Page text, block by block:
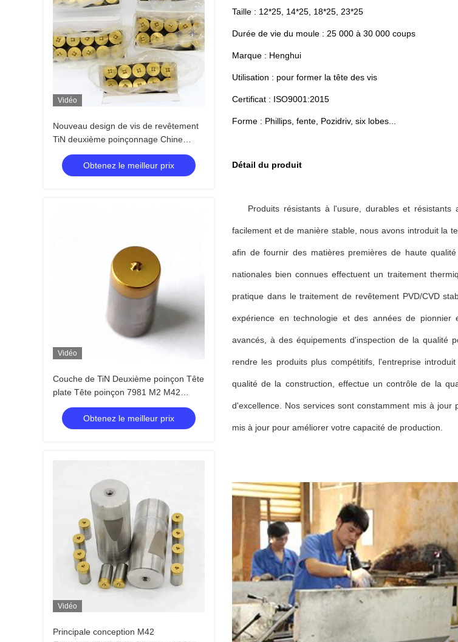
Vidéo
Nouveau design de vis de revêtement
TiN deuxième poinçonnage Chine
fournisseur
Obtenez le meilleur prix
Vidéo
Couche de TiN Deuxième poinçon Tête
plate Tête poinçon 7981 M2 M42
12x25
Obtenez le meilleur prix
Vidéo
Principale conception M42
Taille : 12*25, 14*25, 18*25, 23*25
Durée de vie du moule : 25 000 à 30 000 coups
Marque : Henghui
Utilisation : pour former la tête des vis
Certificat : ISO9001:2015
Forme : Phillips, fente, Pozidriv, six lobes...
Détail du produit
Produits résistants à l'usure, durables et
facilement et de manière stable, nous avons introduit la
afin de fournir des matières premières de haute
nationales bien connues effectuent un traitement
pratique dans le traitement de revêtement PVD/CVD
expérience en technologie et des années de pionnier
avancés, à des équipements d'inspection de la qualité
rendre les produits plus compétitifs, l'entreprise
qualité de la construction, effectue un contrôle de la
d'excellence. Nos services sont constamment mis à
mis à jour pour améliorer votre capacité de production.